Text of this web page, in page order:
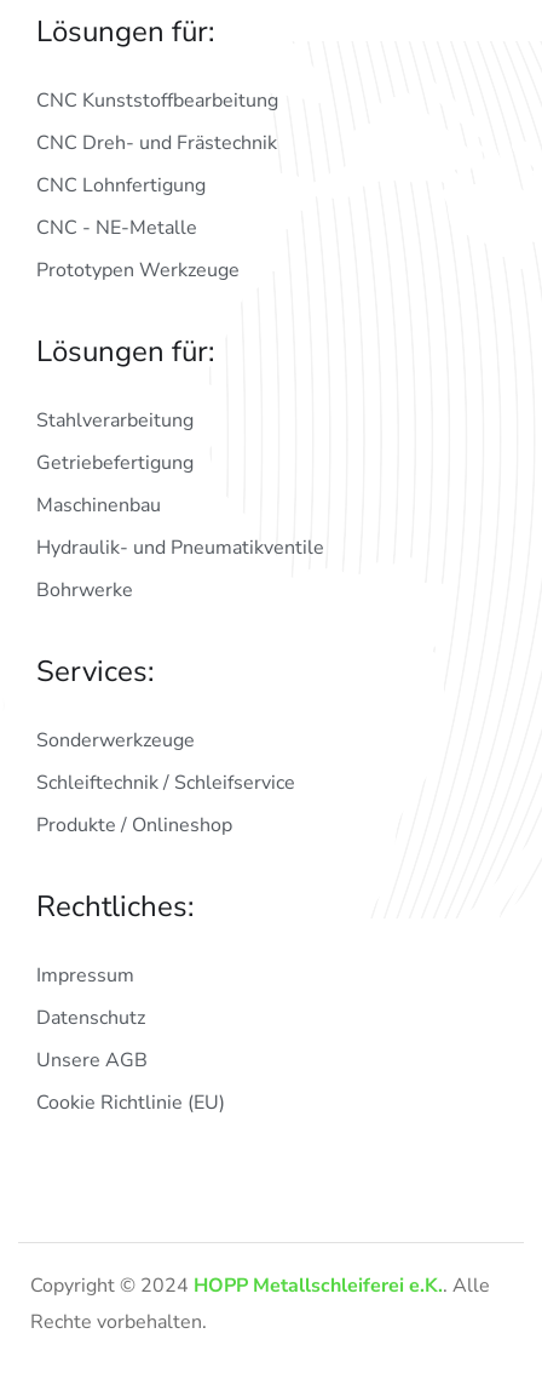
Lösungen für:
CNC Kunststoffbearbeitung
CNC Dreh- und Frästechnik
CNC Lohnfertigung
CNC - NE-Metalle
Prototypen Werkzeuge
Lösungen für:
Stahlverarbeitung
Getriebefertigung
Maschinenbau
Hydraulik- und Pneumatikventile
Bohrwerke
Services:
Sonderwerkzeuge
Schleiftechnik / Schleifservice
Produkte / Onlineshop
Rechtliches:
Impressum
Datenschutz
Unsere AGB
Cookie Richtlinie (EU)
Copyright © 2024 HOPP Metallschleiferei e.K.. Alle
Rechte vorbehalten.